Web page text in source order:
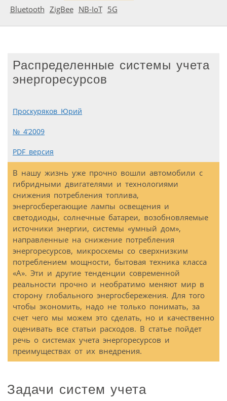
Bluetooth ZigBee NB-IoT 5G
Распределенные системы учета
энергоресурсов
Проскуряков Юрий
№ 4’2009
PDF версия
В нашу жизнь уже прочно вошли автомобили с
гибридными двигателями и технологиями
снижения потребления топлива,
энергосберегающие лампы освещения и
светодиоды, солнечные батареи, возобновляемые
источники энергии, системы «умный дом»,
направленные на снижение потребления
энергоресурсов, микросхемы со сверхнизким
потреблением мощности, бытовая техника класса
«А». Эти и другие тенденции современной
реальности прочно и необратимо меняют мир в
сторону глобального энергосбережения. Для того
чтобы экономить, надо не только понимать, за
счет чего мы можем это сделать, но и качественно
оценивать все статьи расходов. В статье пойдет
речь о системах учета энергоресурсов и
преимуществах от их внедрения.
Задачи систем учета